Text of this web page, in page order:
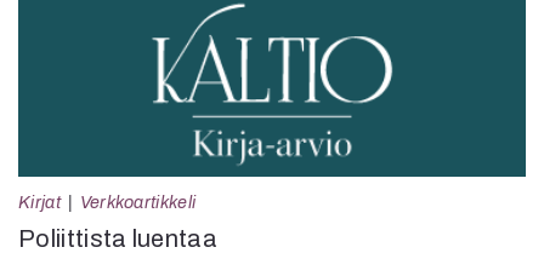
Kirjat Verkkoartikkeli
Poliittista luentaa